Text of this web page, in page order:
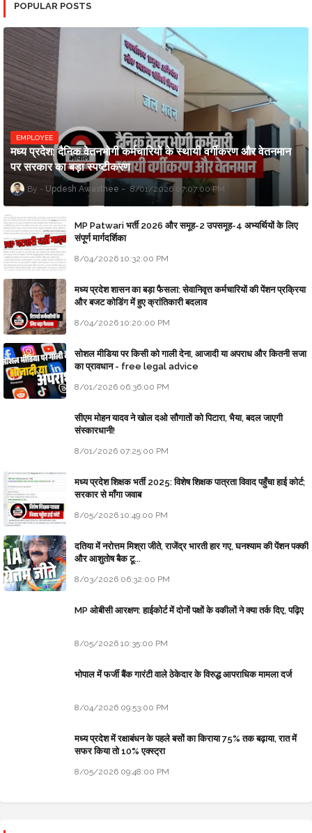
POPULAR POSTS
EMPLOYEE
मध्य प्रदेश: दैनिक वेतनभोगी कर्मचारियों के स्थायी वर्गीकरण और वेतनमान
पर सरकार का बड़ा स्पष्टीकरण
Updesh Awasthee 8/01/2026 07:07:00 PM
MP Patwari भर्ती 2026 और समूह-2 उपसमूह-4 अभ्यर्थियों के लिए
संपूर्ण मार्गदर्शिका
8/04/2026 10:32:00 PM
मध्य प्रदेश शासन का बड़ा फैसला: सेवानिवृत्त कर्मचारियों की पेंशन प्रक्रिया
और बजट कोडिंग में हुए क्रांतिकारी बदलाव
8/04/2026 10:20:00 PM
सोशल मीडिया पर किसी को गाली देना, आजादी या अपराध और कितनी सजा
का प्रावधान - free legal advice
8/01/2026 06:36:00 PM
सीएम मोहन यादव ने खोल दओ सौगातों को पिटारा, भैया, बदल जाएगी
संस्कारधानी!
8/01/2026 07:25:00 PM
मध्य प्रदेश शिक्षक भर्ती 2025: विशेष शिक्षक पात्रता विवाद पहुँचा हाई कोर्ट;
सरकार से माँगा जवाब
8/05/2026 10:49:00 PM
दतिया में नरोत्तम मिश्रा जीते, राजेंद्र भारती हार गए, घनश्याम की पेंशन पक्की
और आशुतोष बैक टू...
8/03/2026 06:32:00 PM
MP ओबीसी आरक्षण: हाईकोर्ट में दोनों पक्षों के वकीलों ने क्या तर्क दिए, पढ़िए
8/05/2026 10:35:00 PM
भोपाल में फर्जी बैंक गारंटी वाले ठेकेदार के विरुद्ध आपराधिक मामला दर्ज
8/04/2026 09:53:00 PM
मध्य प्रदेश में रक्षाबंधन के पहले बसों का किराया 75% तक बढ़ाया, रात में
सफर किया तो 10% एक्स्ट्रा
8/05/2026 09:48:00 PM